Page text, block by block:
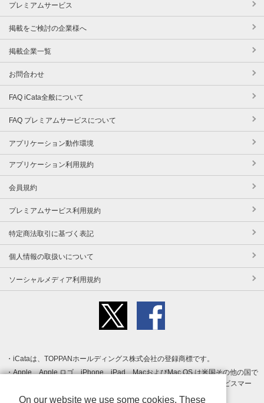
プレミアムサービス
掲載をご検討の企業様へ
掲載企業一覧
お問合わせ
FAQ iCata全般について
FAQ プレミアムサービスについて
アプリケーション動作環境
アプリケーション利用規約
会員規約
プレミアムサービス利用規約
特定商法取引に基づく表記
個人情報の取扱いについて
ソーシャルメディア利用規約
iCataは、TOPPANホールディングス株式会社の登録商標です。
Apple、Apple ロゴ、iPhone、iPad、MacおよびMac OS は米国その他の国で
登録された Apple Inc. の商標です。App Store は Apple Inc. のサービスマー
クです。
On our website we use some cookies. These